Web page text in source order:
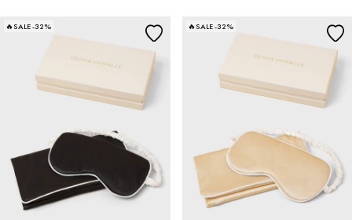
🔥SALE -32% 🔥SALE -32%